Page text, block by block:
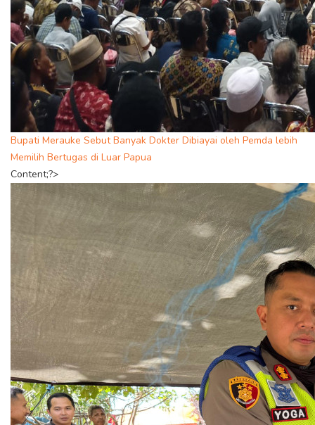
Bupati Merauke Sebut Banyak Dokter Dibiayai oleh Pemda lebih
Memilih Bertugas di Luar Papua
Content;?>